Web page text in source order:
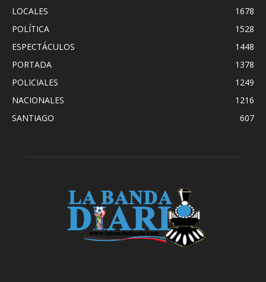
LOCALES
1678
POLÍTICA
1528
ESPECTÁCULOS
1448
PORTADA
1378
POLICIALES
1249
NACIONALES
1216
SANTIAGO
607